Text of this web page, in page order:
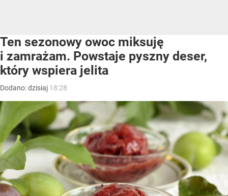
Ten sezonowy owoc miksuję
i zamrażam. Powstaje pyszny deser,
który wspiera jelita
Dodano:dzisiaj 18:28